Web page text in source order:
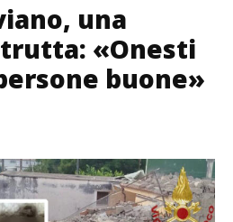
una
«Onesti
buone»